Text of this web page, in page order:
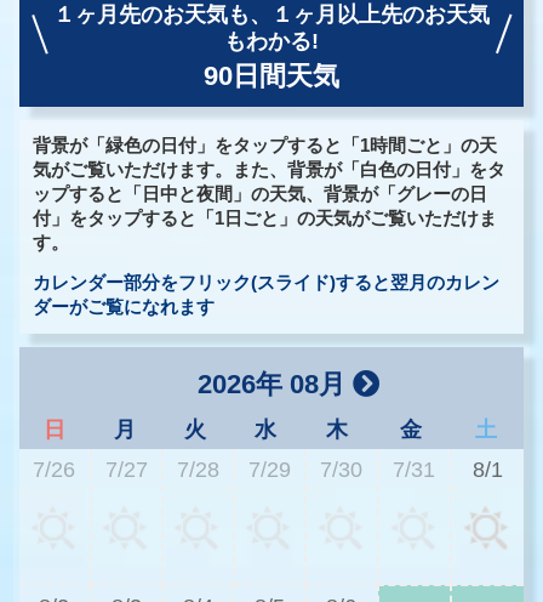
１ヶ月先のお天気も、
１ヶ月以上先のお天気
もわかる!
90日間天気
背景が「緑色の日付」をタップすると「1時間ごと」の天
気がご覧いただけます。また、背景が「白色の日付」をタ
ップすると「日中と夜間」の天気、背景が「グレーの日
付」をタップすると「1日ごと」の天気がご覧いただけま
す。
カレンダー部分をフリック(スライド)すると翌月のカレン
ダーがご覧になれます
2026年 08月
日 月 火 水 木 金
土
7/26
7/27 7/28 7/29 7/30 7/31 8/1